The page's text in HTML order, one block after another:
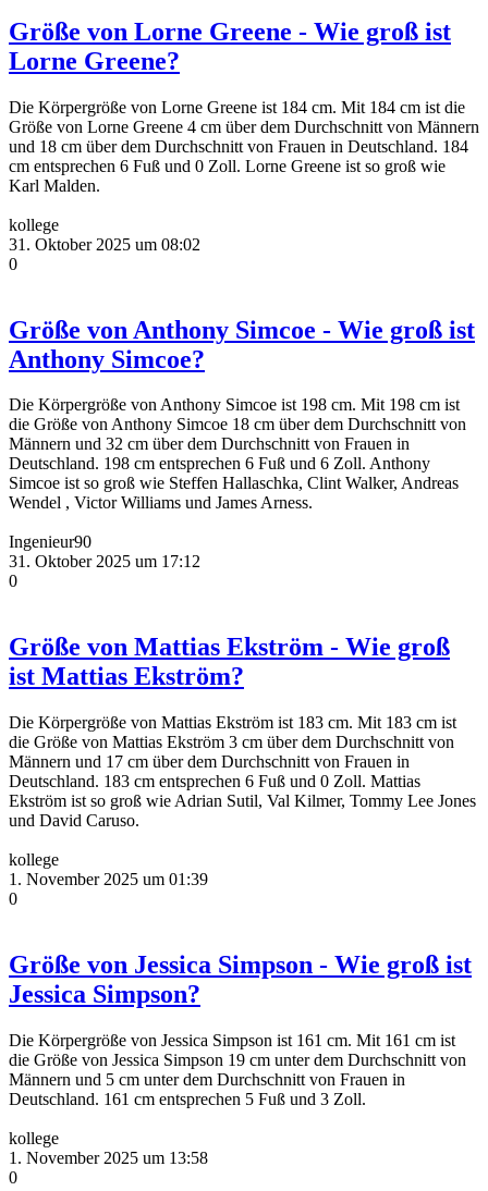
Größe von Lorne Greene - Wie groß ist
Lorne Greene?
Die Körpergröße von Lorne Greene ist 184 cm. Mit 184 cm ist die
Größe von Lorne Greene 4 cm über dem Durchschnitt von Männern
und 18 cm über dem Durchschnitt von Frauen in Deutschland. 184
cm entsprechen 6 Fuß und 0 Zoll. Lorne Greene ist so groß wie
Karl Malden.
kollege
31. Oktober 2025 um 08:02
0
Größe von Anthony Simcoe - Wie groß ist
Anthony Simcoe?
Die Körpergröße von Anthony Simcoe ist 198 cm. Mit 198 cm ist
die Größe von Anthony Simcoe 18 cm über dem Durchschnitt von
Männern und 32 cm über dem Durchschnitt von Frauen in
Deutschland. 198 cm entsprechen 6 Fuß und 6 Zoll. Anthony
Simcoe ist so groß wie Steffen Hallaschka, Clint Walker, Andreas
Wendel , Victor Williams und James Arness.
Ingenieur90
31. Oktober 2025 um 17:12
0
Größe von Mattias Ekström - Wie groß
ist Mattias Ekström?
Die Körpergröße von Mattias Ekström ist 183 cm. Mit 183 cm ist
die Größe von Mattias Ekström 3 cm über dem Durchschnitt von
Männern und 17 cm über dem Durchschnitt von Frauen in
Deutschland. 183 cm entsprechen 6 Fuß und 0 Zoll. Mattias
Ekström ist so groß wie Adrian Sutil, Val Kilmer, Tommy Lee Jones
und David Caruso.
kollege
1. November 2025 um 01:39
0
Größe von Jessica Simpson - Wie groß ist
Jessica Simpson?
Die Körpergröße von Jessica Simpson ist 161 cm. Mit 161 cm ist
die Größe von Jessica Simpson 19 cm unter dem Durchschnitt von
Männern und 5 cm unter dem Durchschnitt von Frauen in
Deutschland. 161 cm entsprechen 5 Fuß und 3 Zoll.
kollege
1. November 2025 um 13:58
0